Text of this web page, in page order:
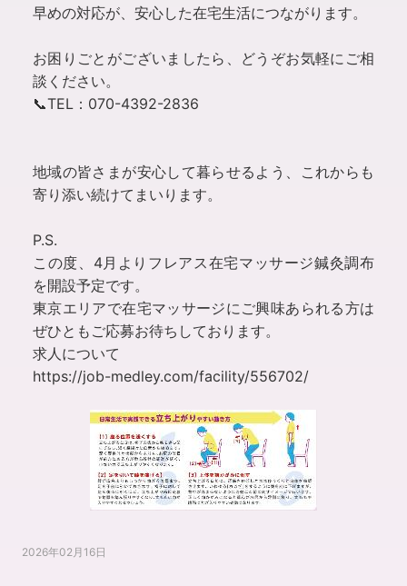
早めの対応が、安心した在宅生活につながります。
お困りごとがございましたら、どうぞお気軽にご相
談ください。
📞TEL：070-4392-2836
地域の皆さまが安心して暮らせるよう、これからも
寄り添い続けてまいります。
P.S.
この度、4月よりフレアス在宅マッサージ鍼灸調布
を開設予定です。
東京エリアで在宅マッサージにご興味あられる方は
ぜひともご応募お待ちしております。
求人について
https://job-medley.com/facility/556702/
2026年02月16日